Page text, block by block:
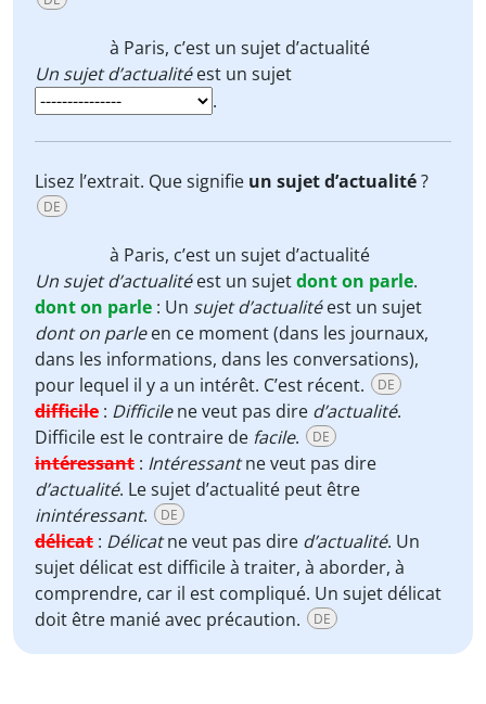
à Paris, c’est un sujet d’actualité
Un sujet d’actualitéest un sujet
.
Lisez l’extrait. Que signifie un sujet d’actualité?
DE
à Paris, c’est un sujet d’actualité
Un sujet d’actualitéest un sujetdont on parle.
dont on parle : Un sujet d’actualitéest un sujet
dont on parleen ce moment (dans les journaux,
dans les informations, dans les conversations),
pour lequel il y a un intérêt. C’est récent.
DE
difficile : Difficilene veut pas dire d’actualité.
Difficile est le contraire de facile. DE
intéressant : Intéressantne veut pas dire
d’actualité. Le sujet d’actualité peut être
inintéressant. DE
délicat : Délicatne veut pas dire d’actualité. Un
sujet délicat est difficile à traiter, à aborder, à
comprendre, car il est compliqué. Un sujet délicat
doit être manié avec précaution.
DE